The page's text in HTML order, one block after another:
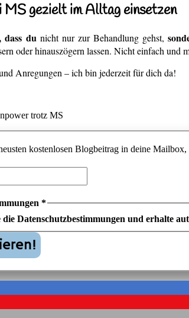
MS gezielt im Alltag einsetzen
dunicht nur zur Behandlung gehst,
oder hinauszögern lassen. Nicht einfach
Anregungen – ich bin jederzeit für dich da!
kostenlosen Blogbeitrag in deine
*
Datenschutzbestimmungen und erhalte